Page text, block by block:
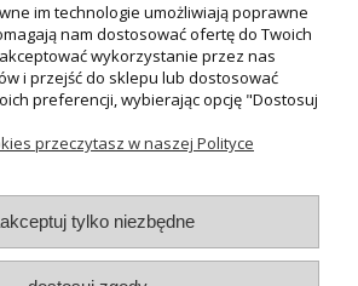
internetowy Shoper.pl
im technologie umożliwiają poprawne
nam dostosować ofertę do Twoich
wykorzystanie przez nas
i przejść do sklepu lub dostosować
preferencji, wybierając opcję "Dostosuj
przeczytasz w naszej Polityce
tylko niezbędne